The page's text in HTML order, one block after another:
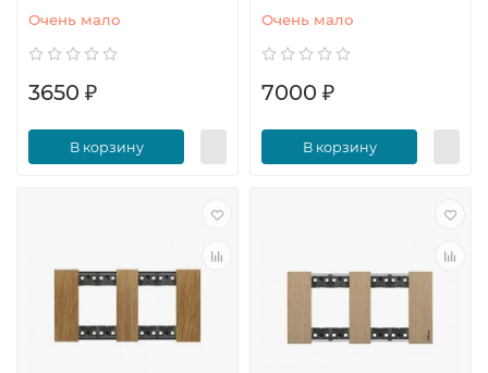
Очень мало
3650 ₽
В корзину
Очень мало
7000 ₽
В корзину